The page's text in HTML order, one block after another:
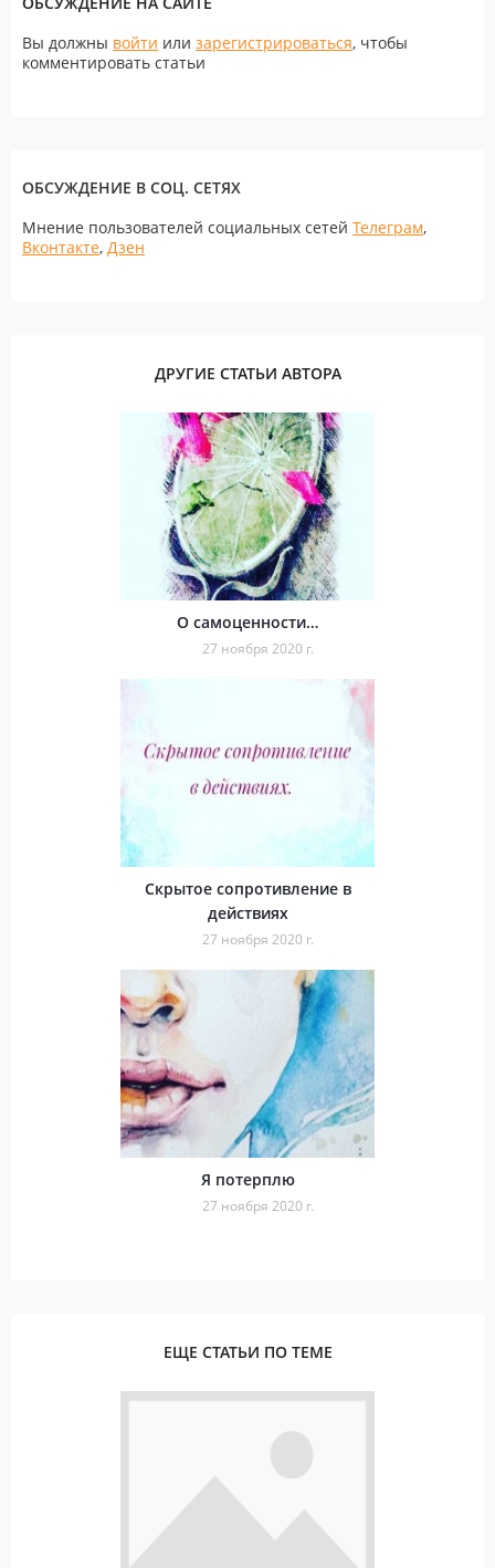
Вы должны войти или зарегистрироваться, чтобы
комментировать статьи
ОБСУЖДЕНИЕ В СОЦ. СЕТЯХ
Мнение пользователей социальных сетей Телеграм,
Вконтакте, Дзен
ДРУГИЕ СТАТЬИ АВТОРА
О самоценности…
27 ноября 2020 г.
Скрытое сопротивление в
действиях
27 ноября 2020 г.
Я потерплю
27 ноября 2020 г.
ЕЩЕ СТАТЬИ ПО ТЕМЕ